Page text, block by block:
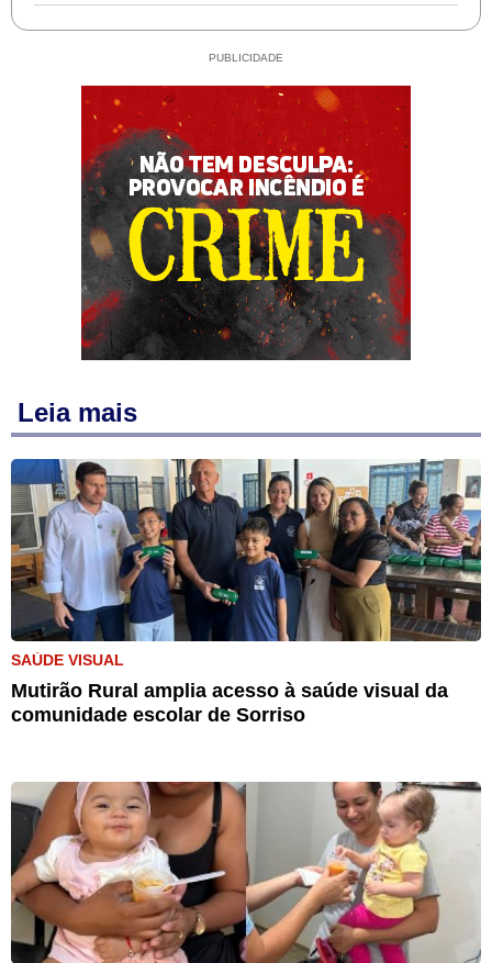
PUBLICIDADE
Leia mais
SAÚDE VISUAL
Mutirão Rural amplia acesso à saúde visual da
comunidade escolar de Sorriso